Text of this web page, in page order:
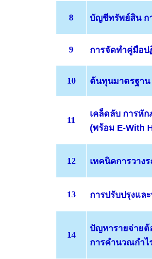
8 บัญชีทรัพย์สินก
9 การจัดทำคู่มือ
10 ต้นทุนมาตรฐาน
11
เคล็ดลับ การหั
(พร้อม E-With
12 เทคนิคการวาง
13 การปรับปรุงแล
14
ปัญหารายจ่ายต้
การคำนวณกำไ